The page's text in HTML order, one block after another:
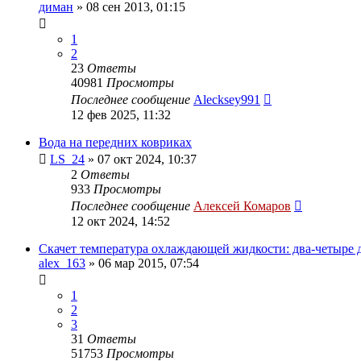
диман » 08 сен 2013, 01:15
1
2
23 Ответы
40981 Просмотры
Последнее сообщение Alecksey991
12 фев 2025, 11:32
Вода на передних ковриках
LS_24 » 07 окт 2024, 10:37
2 Ответы
933 Просмотры
Последнее сообщение Алексей Комаров
12 окт 2024, 14:52
Скачет температура охлаждающей жидкости: два-четыре
alex_163 » 06 мар 2015, 07:54
1
2
3
31 Ответы
51753 Просмотры